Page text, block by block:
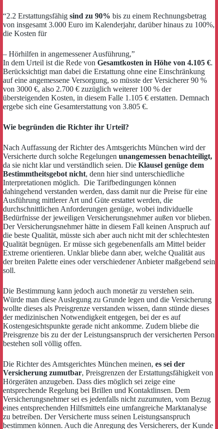
“2.2 Erstattungsfähig sind zu 90% bis zu einem Rechnungsbetrag
von insgesamt 3.000 Euro im Kalenderjahr, darüber hinaus zu 100%,
die Kosten für
– Hörhilfen in angemessener Ausführung,”
In dem Urteil ist die Rede von Gesamtkosten in Höhe von 4.105 €.
Berücksichtigt man dabei die Erstattung ohne eine Einschränkung
auf eine angemessene Versorgung, so müsste der Versicherer 90 %
von 3000 €, also 2.700 € zuzüglich weiterer 100 % der
übersteigenden Kosten, in diesem Falle 1.105 € erstatten. Demnach
ergebe sich eine Gesamterstattung von 3.805 €.
Wie begründen die Richter ihr Urteil?
Nach Auffassung der Richter des Amtsgerichts München wird der
Versicherte durch solche Regelungen unangemessen benachteiligt,
da sie nicht klar und verständlich seien. Die Klausel genüge dem
Bestimmtheitsgebot nicht, denn hier sind unterschiedliche
Interpretationen möglich. Die Tarifbedingungen können
dahingehend verstanden werden, dass damit nur die Preise für eine
Ausführung mittlerer Art und Güte erstattet werden, die
durchschnittlichen Anforderungen genüge, wobei individuelle
Bedürfnisse der jeweiligen Versicherungsnehmer außen vor blieben.
Der Versicherungsnehmer hätte in diesem Fall keinen Anspruch auf
die beste Qualität, müsste sich aber auch nicht mit der schlechtesten
Qualität begnügen. Er müsse sich gegebenenfalls am Mittel beider
Extreme orientieren. Unklar bliebe dann aber, welche Qualität aus
der breiten Palette eines oder verschiedener Anbieter maßgebend sein
soll.
Die Bestimmung kann jedoch auch monetär zu verstehen sein.
Würde man diese Auslegung zu Grunde legen und die Versicherung
wollte dieses als Preisgrenze verstanden wissen, dann stünde dieses
der medizinischen Notwendigkeit entgegen, bei der es auf
Kostengesichtspunkte gerade nicht ankomme. Zudem bliebe die
Preisgrenze bis zu der der Leistungsanspruch der versicherten Person
bestehen soll völlig offen.
Die Richter des Amtsgerichtes München meinen, es sei der
Versicherung zumutbar, Preisgrenzen der Erstattungsfähigkeit von
Hörgeräten anzugeben. Dass dies möglich sei zeige eine
entsprechende Regelung bei Brillen und Kontaktlinsen. Dem
Versicherungsnehmer sei es jedenfalls nicht zuzumuten, vom Bezug
eines entsprechenden Hilfsmittels eine umfangreiche Marktanalyse
zu betreiben. Der Versicherte muss seinen Leistungsanspruch
bestimmen können. Auch die Anregung des Versicherers, der Kunde